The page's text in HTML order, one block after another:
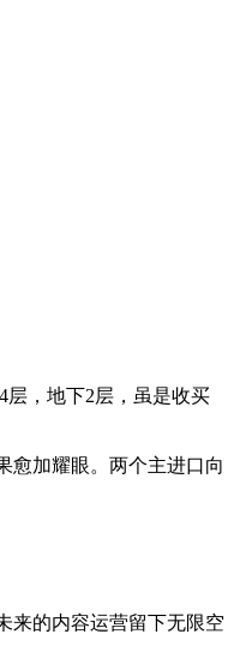
，地下2层，虽是收买
加耀眼。两个主进口向
的内容运营留下无限空